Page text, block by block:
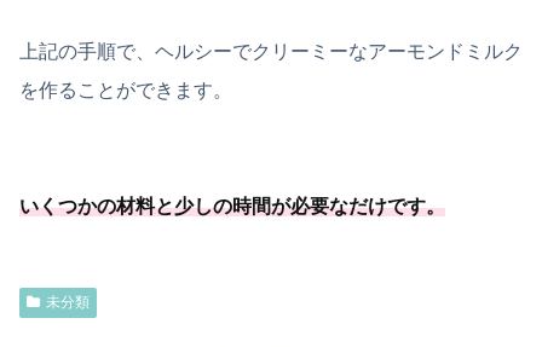
上記の手順で、ヘルシーでクリーミーなアーモンドミルク
を作ることができます。
いくつかの材料と少しの時間が必要なだけです。
未分類